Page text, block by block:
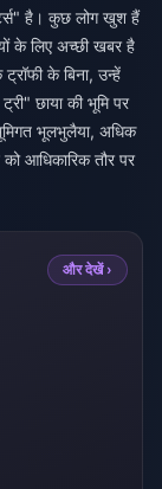
है। कुछ लोग खुश हैं
के लिए अच्छी खबर है
के बिना, उन्हें
छाया की भूमि पर
भूलभुलैया, अधिक
आधिकारिक तौर पर
और देखें ›